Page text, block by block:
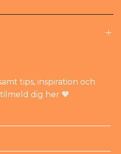
tips, inspiration och
dig her 🧡